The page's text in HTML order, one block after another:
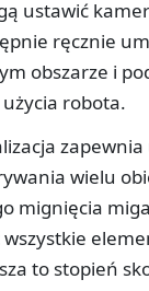
ustawić
ręcznie
obszarze i
robota.
wielu
mignięcia
wszystkie
to stopień